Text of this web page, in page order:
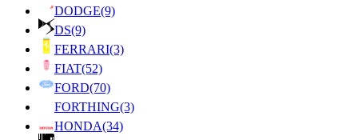
DODGE(9)
DS(9)
FERRARI(3)
FIAT(52)
FORD(70)
FORTHING(3)
HONDA(34)